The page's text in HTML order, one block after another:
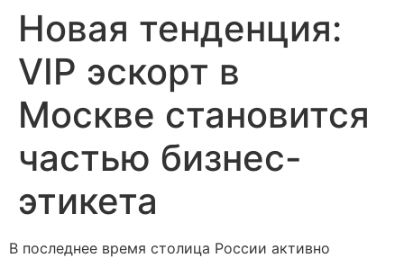
Новая тенденция:
VIP эскорт в
Москве становится
частью бизнес-
этикета
В последнее время столица России активно